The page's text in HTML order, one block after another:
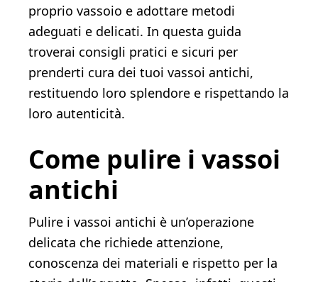
proprio vassoio e adottare metodi
adeguati e delicati. In questa guida
troverai consigli pratici e sicuri per
prenderti cura dei tuoi vassoi antichi,
restituendo loro splendore e rispettando la
loro autenticità.
Come pulire i vassoi
antichi
Pulire i vassoi antichi è un’operazione
delicata che richiede attenzione,
conoscenza dei materiali e rispetto per la